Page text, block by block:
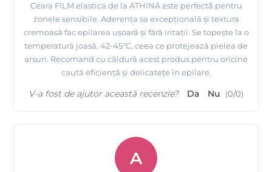
Ceara FILM elastica de la ATHINA este perfectă pentru
zonele sensibile. Aderența sa excepțională și textura
cremoasă fac epilarea ușoară și fără iritații. Se topește la o
temperatură joasă, 42-45°C, ceea ce protejează pielea de
arsuri. Recomand cu căldură acest produs pentru oricine
caută eficiență și delicatețe în epilare.
V-a fost de ajutor această recenzie? Da Nu (0/0)
A